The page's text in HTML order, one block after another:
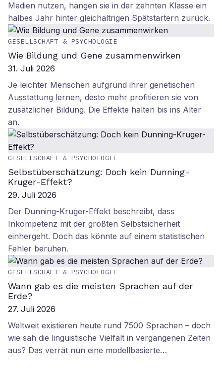
Medien nutzen, hängen sie in der zehnten Klasse ein
halbes Jahr hinter gleichaltrigen Spätstartern zurück.
GESELLSCHAFT & PSYCHOLOGIE
Wie Bildung und Gene zusammenwirken
31. Juli 2026
Je leichter Menschen aufgrund ihrer genetischen
Ausstattung lernen, desto mehr profitieren sie von
zusätzlicher Bildung. Die Effekte halten bis ins Alter
an.
GESELLSCHAFT & PSYCHOLOGIE
Selbstüberschätzung: Doch kein Dunning-
Kruger-Effekt?
29. Juli 2026
Der Dunning-Kruger-Effekt beschreibt, dass
Inkompetenz mit der größten Selbstsicherheit
einhergeht. Doch das könnte auf einem statistischen
Fehler beruhen.
GESELLSCHAFT & PSYCHOLOGIE
Wann gab es die meisten Sprachen auf der
Erde?
27. Juli 2026
Weltweit existieren heute rund 7500 Sprachen – doch
wie sah die linguistische Vielfalt in vergangenen Zeiten
aus? Das verrät nun eine modellbasierte…